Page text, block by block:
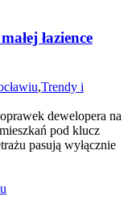
łazience
,Trendy i
dewelopera na
pod klucz
pasują wyłącznie